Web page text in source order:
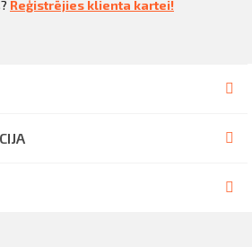
Reģistrējies klienta kartei!